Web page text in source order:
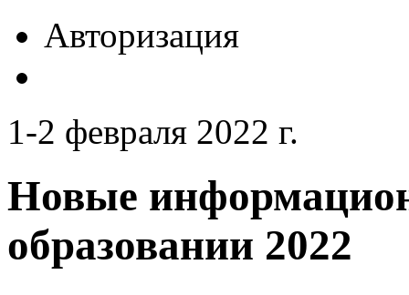
Авторизация
1-2 февраля 2022 г.
Новые
образовании 2022